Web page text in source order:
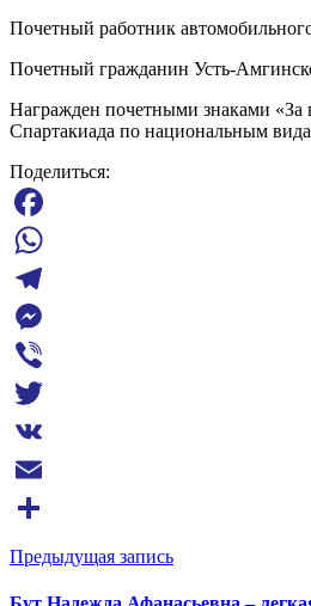
Почетный работник
Почетный гражданин Усть-
Награжден почетными знаками «За
Спартакиада по национальным
Поделиться:
Facebook
WhatsApp
Telegram
Messenger
Viber
Twitter
VK
Email
Отправить
Предыдущая запись